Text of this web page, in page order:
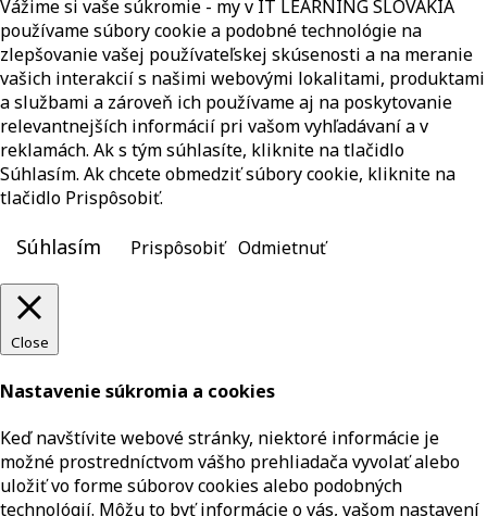
Vážime si vaše súkromie - my v IT LEARNING SLOVAKIA
používame súbory cookie a podobné technológie na
zlepšovanie vašej používateľskej skúsenosti a na meranie
vašich interakcií s našimi webovými lokalitami, produktami
a službami a zároveň ich používame aj na poskytovanie
relevantnejších informácií pri vašom vyhľadávaní a v
reklamách. Ak s tým súhlasíte, kliknite na tlačidlo
Súhlasím. Ak chcete obmedziť súbory cookie, kliknite na
tlačidlo Prispôsobiť.
Súhlasím Prispôsobiť Odmietnuť
Close
Nastavenie súkromia a cookies
Keď navštívite webové stránky, niektoré informácie je
možné prostredníctvom vášho prehliadača vyvolať alebo
uložiť vo forme súborov cookies alebo podobných
technológií. Môžu to byť informácie o vás, vašom nastavení